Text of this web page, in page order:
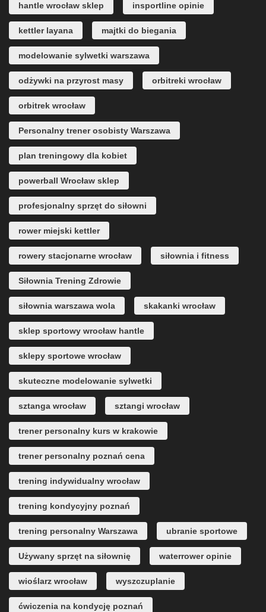
hantle wrocław sklep insportline opinie
kettler layana majtki do biegania
modelowanie sylwetki warszawa
odżywki na przyrost masy orbitreki wrocław
orbitrek wrocław
Personalny trener osobisty Warszawa
plan treningowy dla kobiet
powerball Wrocław sklep
profesjonalny sprzęt do siłowni
rower miejski kettler
rowery stacjonarne wrocław siłownia i fitness
Siłownia Trening Zdrowie
siłownia warszawa wola skakanki wrocław
sklep sportowy wrocław hantle
sklepy sportowe wrocław
skuteczne modelowanie sylwetki
sztanga wrocław sztangi wrocław
trener personalny kurs w krakowie
trener personalny poznań cena
trening indywidualny wrocław
trening kondycyjny poznań
trening personalny Warszawa ubranie sportowe
Używany sprzęt na siłownię waterrower opinie
wioślarz wrocław wyszczuplanie
ćwiczenia na kondycję poznań